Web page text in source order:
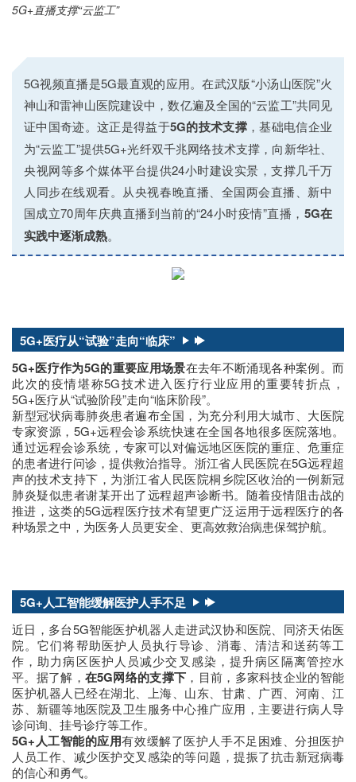
5G+直播支撑“云监工”
5G视频直播是5G最直观的应用。在武汉版“小汤山医院”火
神山和雷神山医院建设中，数亿遍及全国的“云监工”共同见
证中国奇迹。这正是得益于5G的技术支撑 ，基础电信企业
为“云监工”提供5G+光纤双千兆网络技术支撑，向新华社、
央视网等多个媒体平台提供24小时建设实景，支撑几千万
人同步在线观看。从央视春晚直播、全国两会直播、新中
国成立70周年庆典直播到当前的“24小时疫情”直播， 5G在
实践中逐渐成熟。
5G+医疗从“试验”走向“临床”
5G+医疗作为5G的重要应用场景在去年不断涌现各种案例。而
此次的疫情堪称5G技术进入医疗行业应用的重要转折点，
5G+医疗从“试验阶段”走向“临床阶段”。
新型冠状病毒肺炎患者遍布全国，为充分利用大城市、大医院
专家资源，5G+远程会诊系统快速在全国各地很多医院落地。
通过远程会诊系统，专家可以对偏远地区医院的重症、危重症
的患者进行问诊，提供救治指导。浙江省人民医院在5G远程超
声的技术支持下，为浙江省人民医院桐乡院区收治的一例新冠
肺炎疑似患者谢某开出了远程超声诊断书。随着疫情阻击战的
推进，这类的5G远程医疗技术有望更广泛运用于远程医疗的各
种场景之中，为医务人员更安全、更高效救治病患保驾护航。
5G+人工智能缓解医护人手不足
近日，多台5G智能医护机器人走进武汉协和医院、同济天佑医
院。它们将帮助医护人员执行导诊、消毒、清洁和送药等工
作，助力病区医护人员减少交叉感染，提升病区隔离管控水
平。据了解， 在5G网络的支撑下 ，目前，多家科技企业的智能
医护机器人已经在湖北、上海、山东、甘肃、广西、河南、江
苏、新疆等地医院及卫生服务中心推广应用，主要进行病人导
诊问询、挂号诊疗等工作。
5G+人工智能的应用有效缓解了医护人手不足困难、分担医护
人员工作、减少医护交叉感染的等问题，提振了抗击新冠病毒
的信心和勇气。